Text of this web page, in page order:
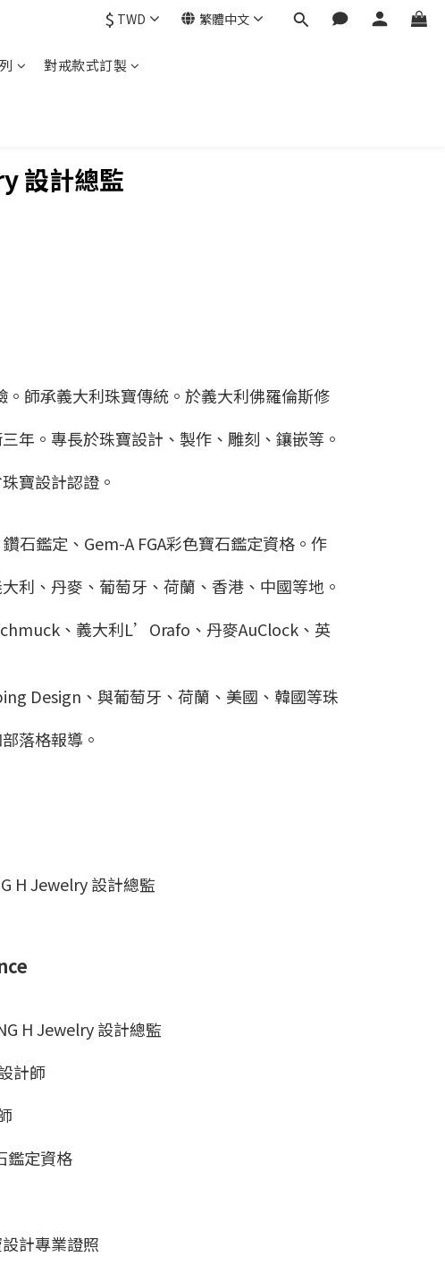
$ TWD 繁體中文
對戒款式訂製
設計總監
。師承義大利珠寶傳統。於義大利佛羅倫斯修
年。專長於珠寶設計、製作、雕刻、鑲嵌等。
寶設計認證。
石鑑定、Gem-A FGA彩色寶石鑑定資格。作
利、丹麥、葡萄牙、荷蘭、香港、中國等地。
、義大利L’Orafo、丹麥AuClock、英
Design、與葡萄牙、荷蘭、美國、韓國等珠
落格報導。
H Jewelry 設計總監
H Jewelry 設計總監
計師
鑑定資格
計專業證照